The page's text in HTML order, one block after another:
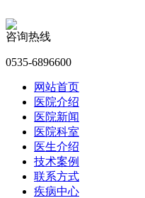
咨询热线
0535-6896600
网站首页
医院介绍
医院新闻
医院科室
医生介绍
技术案例
联系方式
疾病中心